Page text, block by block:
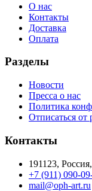
О нас
Контакты
Доставка
Оплата
Разделы
Новости
Пресса о нас
Политика
Отписаться от
Контакты
191123,
+7 (911) 090-
mail@oph-art.ru